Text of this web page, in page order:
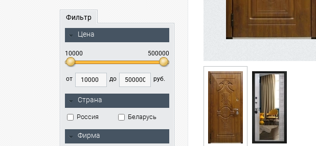
Фильтр
Цена
10000 500000
от до руб.
Страна
Россия Беларусь
Фирма